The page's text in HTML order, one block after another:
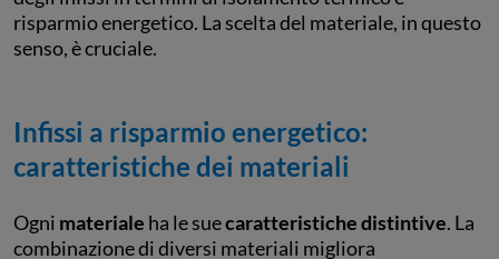
risparmio energetico. La scelta del materiale, in questo
senso, è cruciale.
Infissi a risparmio energetico:
caratteristiche dei materiali
Ogni materiale ha le suecaratteristiche distintive. La
combinazione di diversi materiali migliora